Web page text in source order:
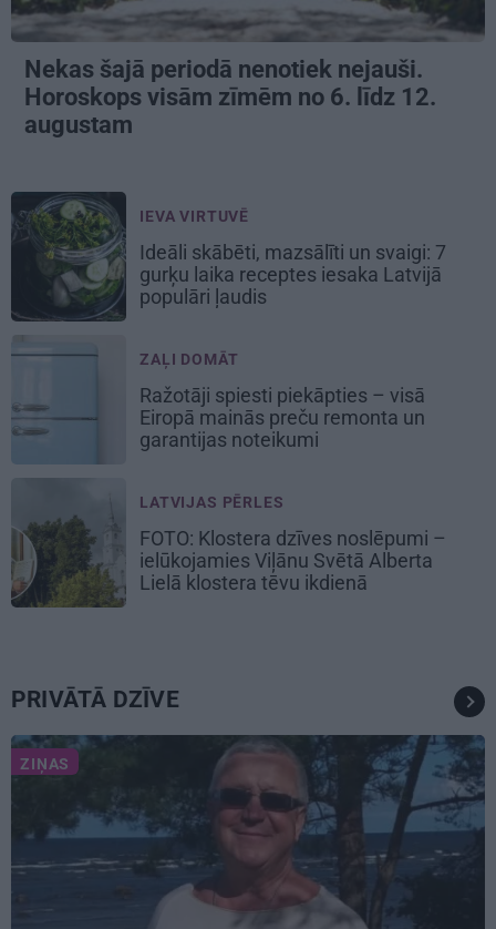
Nekas šajā periodā nenotiek nejauši.
Horoskops visām zīmēm no 6. līdz 12.
augustam
IEVA VIRTUVĒ
Ideāli skābēti, mazsālīti un svaigi: 7
gurķu laika receptes iesaka Latvijā
populāri ļaudis
ZAĻI DOMĀT
Ražotāji spiesti piekāpties – visā
Eiropā mainās preču remonta un
garantijas noteikumi
LATVIJAS PĒRLES
FOTO: Klostera dzīves noslēpumi –
ielūkojamies Viļānu Svētā Alberta
Lielā klostera tēvu ikdienā
PRIVĀTĀ DZĪVE
ZIŅAS